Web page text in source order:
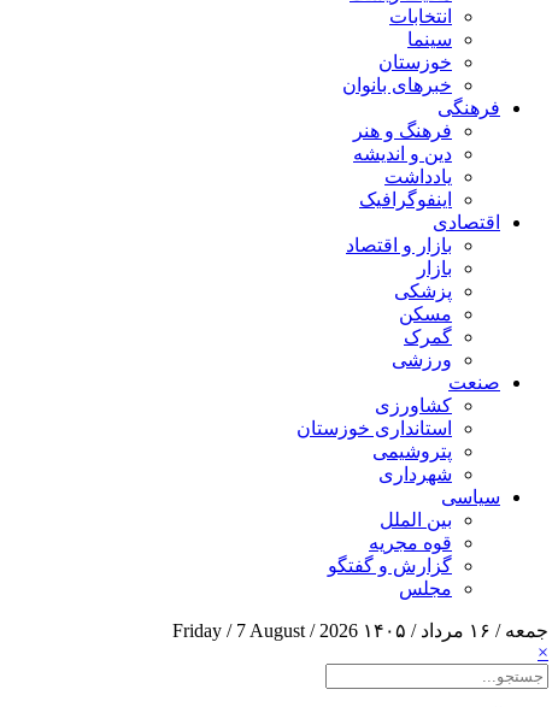
انتخابات
سینما
خوزستان
خبرهای بانوان
فرهنگی
فرهنگ و هنر
دین و اندیشه
یادداشت
اینفوگرافیک
اقتصادی
بازار و اقتصاد
بازار
پزشکی
مسکن
گمرک
ورزشی
صنعت
کشاورزی
استانداری خوزستان
پتروشیمی
شهرداری
سیاسی
بین الملل
قوه مجریه
گزارش و گفتگو
مجلس
جمعه / ۱۶ مرداد / ۱۴۰۵
Friday / 7 August / 2026
×